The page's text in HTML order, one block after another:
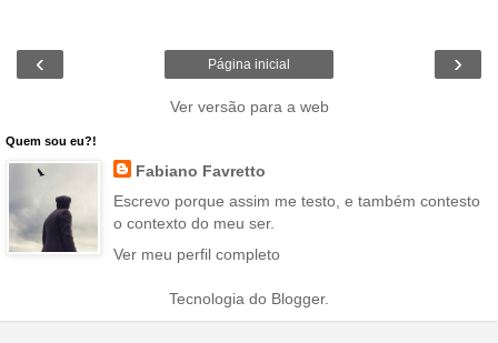
‹ ›
Página inicial
Ver versão para a web
Quem sou eu?!
Fabiano Favretto
Escrevo porque assim me testo, e também contesto
o contexto do meu ser.
Ver meu perfil completo
Tecnologia do Blogger.